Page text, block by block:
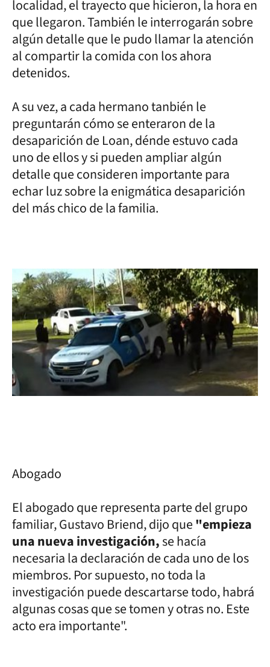
localidad, el trayecto que hicieron, la hora en
que llegaron. También le interrogarán sobre
algún detalle que le pudo llamar la atención
al compartir la comida con los ahora
detenidos.
A su vez, a cada hermano tanbién le
preguntarán cómo se enteraron de la
desaparición de Loan, dénde estuvo cada
uno de ellos y si pueden ampliar algún
detalle que consideren importante para
echar luz sobre la enigmática desaparición
del más chico de la familia.
Abogado
El abogado que representa parte del grupo
familiar, Gustavo Briend, dijo que"empieza
una nueva investigación,se hacía
necesaria la declaración de cada uno de los
miembros. Por supuesto, no toda la
investigación puede descartarse todo, habrá
algunas cosas que se tomen y otras no. Este
acto era importante".